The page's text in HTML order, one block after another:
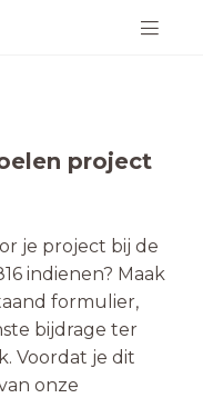
project
je project bij de
indienen? Maak
formulier,
bijdrage ter
Voordat je dit
onze